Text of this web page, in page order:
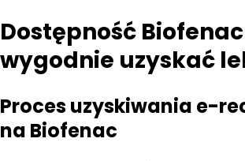
Dostępność
wygodnie uzyskać
Proces uzyskiwania e-
na Biofenac